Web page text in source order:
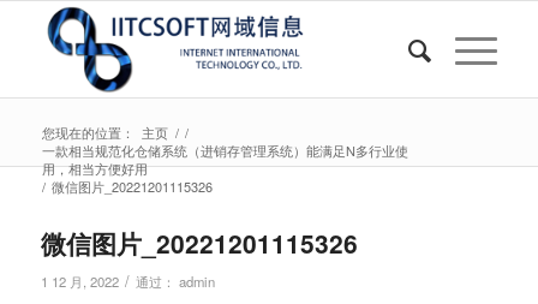
您现在的位置： 主页 / /
一款相当规范化仓储系统（进销存管理系统）能满足N多行业使
用，相当方便好用
/ 微信图片_20221201115326
微信图片_20221201115326
1 12 月, 2022 / 通过： admin